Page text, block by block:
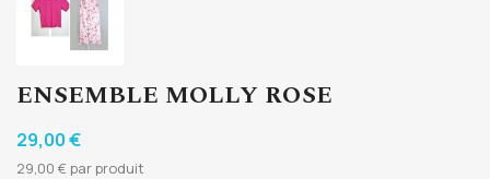
ENSEMBLE MOLLY ROSE
29,00 €
29,00 € par produit